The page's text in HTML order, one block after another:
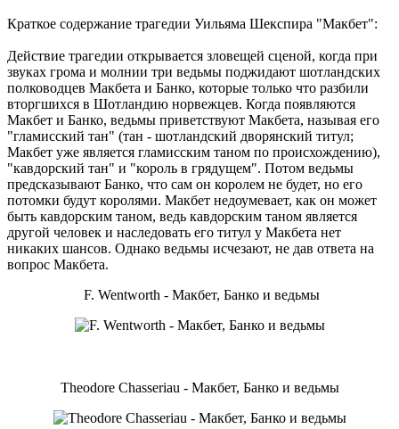
Краткое содержание трагедии Уильяма Шекспира "Макбет":
Действие трагедии открывается зловещей сценой, когда при
звуках грома и молнии три ведьмы поджидают шотландских
полководцев Макбета и Банко, которые только что разбили
вторгшихся в Шотландию норвежцев. Когда появляются
Макбет и Банко, ведьмы приветствуют Макбета, называя его
"гламисский тан" (тан - шотландский дворянский титул;
Макбет уже является гламисским таном по происхождению),
"кавдорский тан" и "король в грядущем". Потом ведьмы
предсказывают Банко, что сам он королем не будет, но его
потомки будут королями. Макбет недоумевает, как он может
быть кавдорским таном, ведь кавдорским таном является
другой человек и наследовать его титул у Макбета нет
никаких шансов. Однако ведьмы исчезают, не дав ответа на
вопрос Макбета.
F. Wentworth - Макбет, Банко и ведьмы
Theodore Chasseriau - Макбет, Банко и ведьмы